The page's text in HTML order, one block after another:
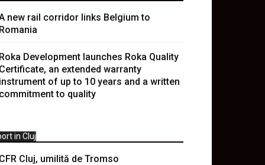
new rail corridor links Belgium to
Romania
Roka Development launches Roka Quality
Certificate, an extended warranty
instrument of up to 10 years and a written
commitment to quality
in Cluj
CFR Cluj, umilită de Tromso